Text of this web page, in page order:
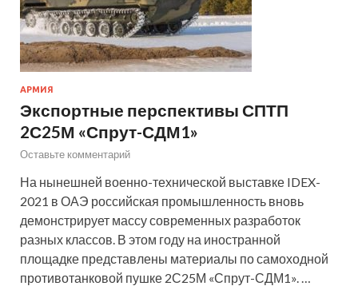
АРМИЯ
Экспортные перспективы СПТП
2С25М «Спрут-СДМ1»
Оставьте комментарий
На нынешней военно-технической выставке IDEX-
2021 в ОАЭ российская промышленность вновь
демонстрирует массу современных разработок
разных классов. В этом году на иностранной
площадке представлены материалы по самоходной
противотанковой пушке 2С25М «Спрут-СДМ1». …